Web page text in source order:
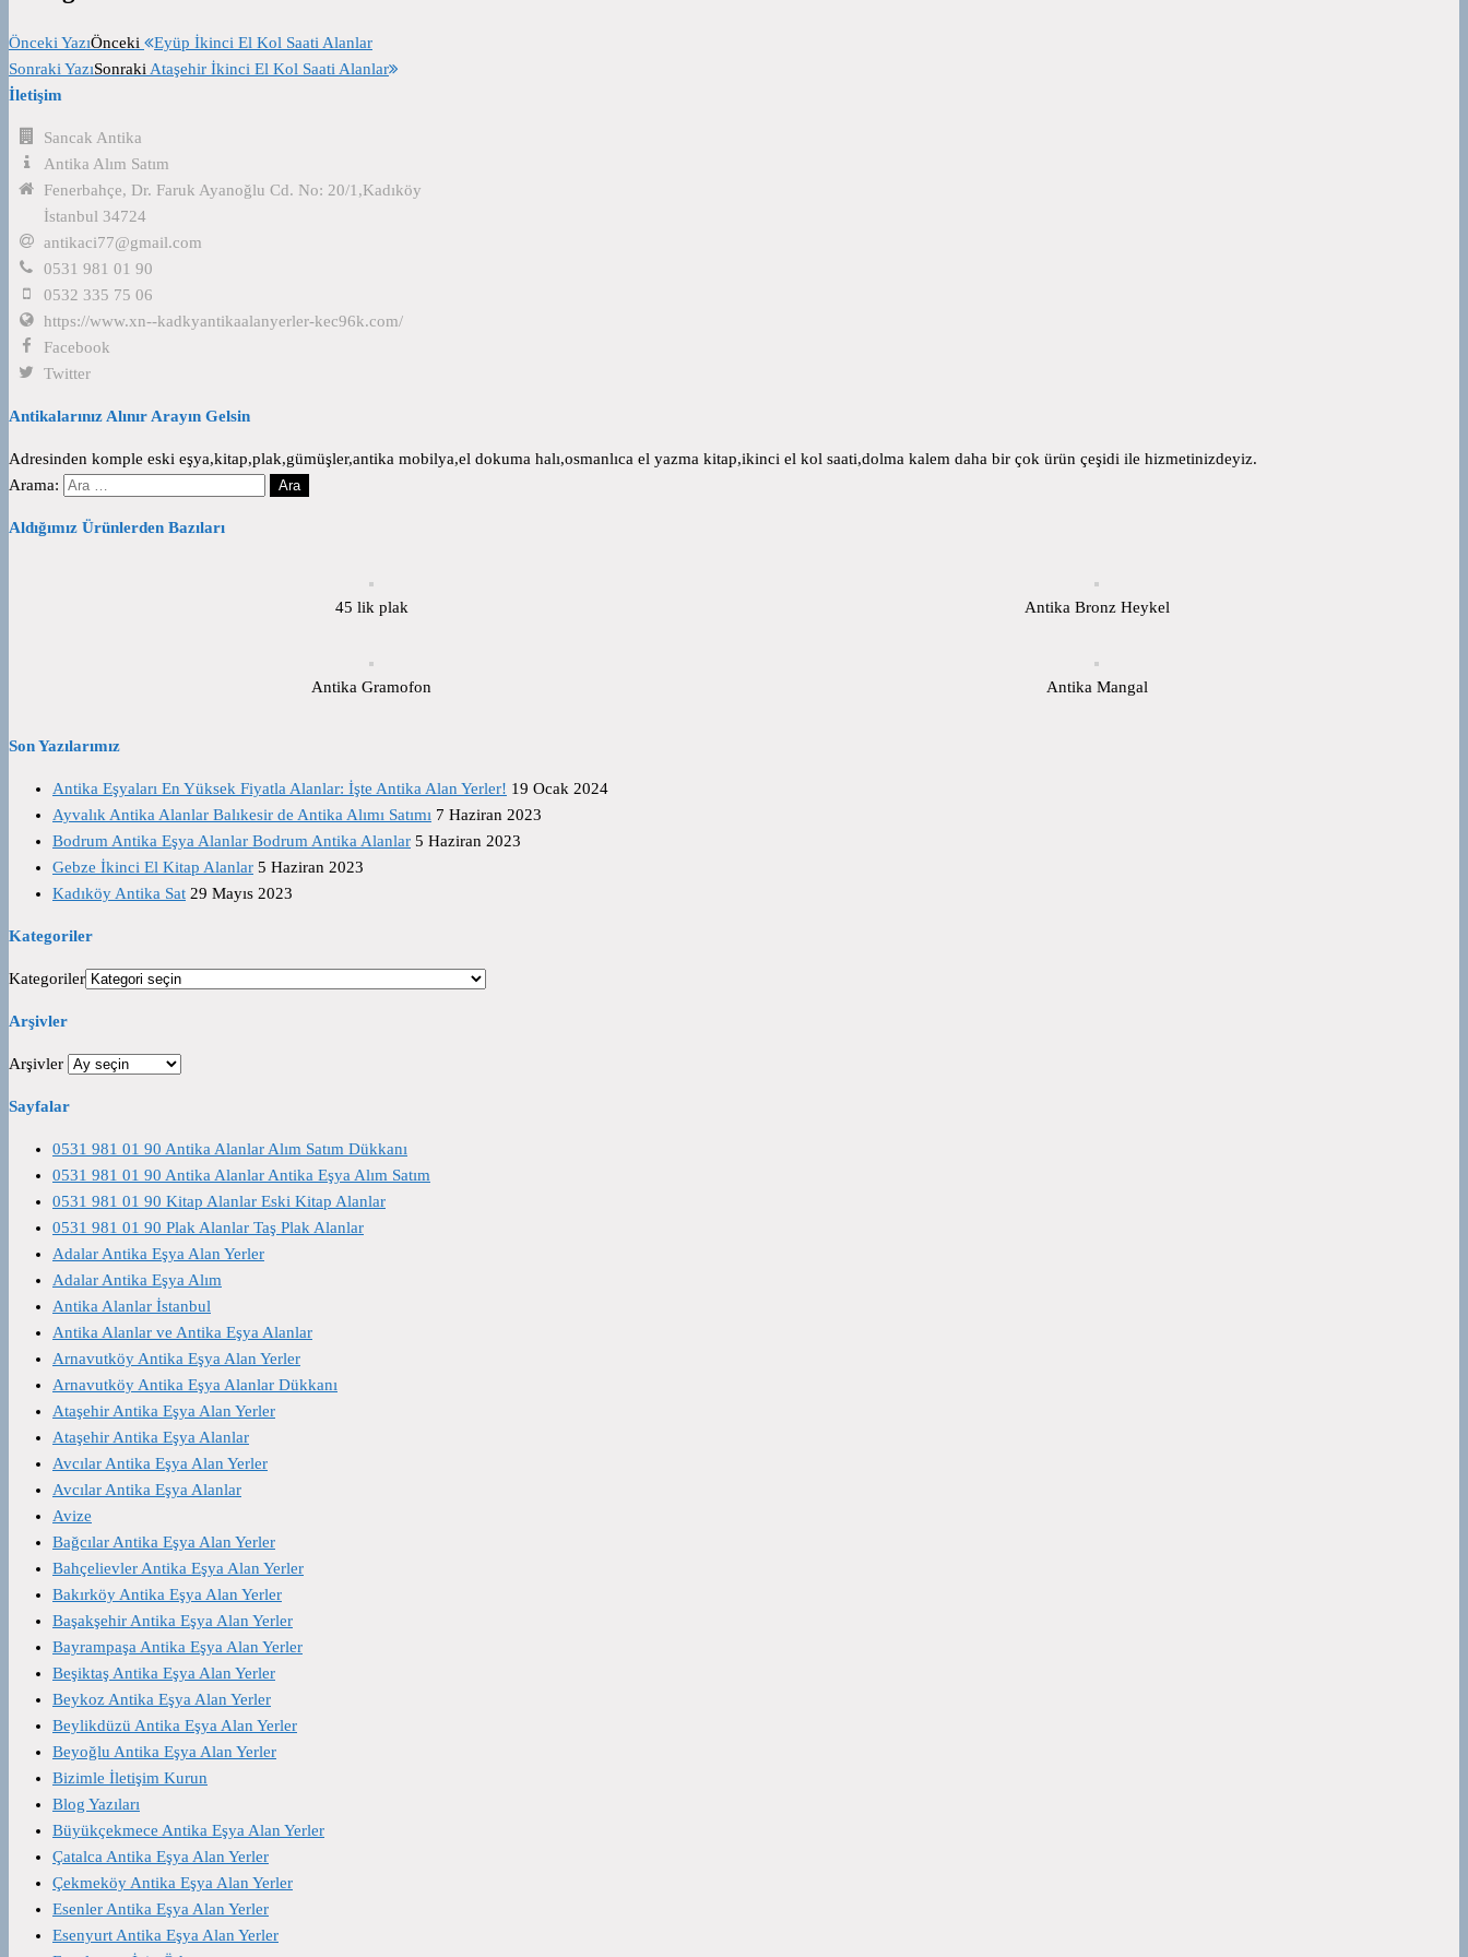
Önceki YazıÖnceki
Eyüp İkinci El Kol Saati Alanlar
Sonraki YazıSonrakiAtaşehir İkinci El Kol Saati Alanlar
İletişim
Sancak Antika
Antika Alım Satım
Fenerbahçe, Dr. Faruk Ayanoğlu Cd. No: 20/1,Kadıköy
İstanbul 34724
antikaci77@gmail.com
0531 981 01 90
0532 335 75 06
https://www.xn--kadkyantikaalanyerler-kec96k.com/
Facebook
Twitter
Antikalarınız Alınır Arayın Gelsin
Adresinden komple eski eşya,kitap,plak,gümüşler,antika mobilya,el dokuma halı,osmanlıca el yazma kitap,ikinci el kol saati,dolma kalem daha bir çok ürün çeşidi ile hizmetinizdeyiz.
Arama:
Aldığımız Ürünlerden Bazıları
45 lik plak Antika Bronz Heykel
Antika Gramofon Antika Mangal
Son Yazılarımız
Antika Eşyaları En Yüksek Fiyatla Alanlar: İşte Antika Alan Yerler! 19 Ocak 2024
Ayvalık Antika Alanlar Balıkesir de Antika Alımı Satımı 7 Haziran 2023
Bodrum Antika Eşya Alanlar Bodrum Antika Alanlar 5 Haziran 2023
Gebze İkinci El Kitap Alanlar 5 Haziran 2023
Kadıköy Antika Sat 29 Mayıs 2023
Kategoriler
Kategoriler
Arşivler
Arşivler
Sayfalar
0531 981 01 90 Antika Alanlar Alım Satım Dükkanı
0531 981 01 90 Antika Alanlar Antika Eşya Alım Satım
0531 981 01 90 Kitap Alanlar Eski Kitap Alanlar
0531 981 01 90 Plak Alanlar Taş Plak Alanlar
Adalar Antika Eşya Alan Yerler
Adalar Antika Eşya Alım
Antika Alanlar İstanbul
Antika Alanlar ve Antika Eşya Alanlar
Arnavutköy Antika Eşya Alan Yerler
Arnavutköy Antika Eşya Alanlar Dükkanı
Ataşehir Antika Eşya Alan Yerler
Ataşehir Antika Eşya Alanlar
Avcılar Antika Eşya Alan Yerler
Avcılar Antika Eşya Alanlar
Avize
Bağcılar Antika Eşya Alan Yerler
Bahçelievler Antika Eşya Alan Yerler
Bakırköy Antika Eşya Alan Yerler
Başakşehir Antika Eşya Alan Yerler
Bayrampaşa Antika Eşya Alan Yerler
Beşiktaş Antika Eşya Alan Yerler
Beykoz Antika Eşya Alan Yerler
Beylikdüzü Antika Eşya Alan Yerler
Beyoğlu Antika Eşya Alan Yerler
Bizimle İletişim Kurun
Blog Yazıları
Büyükçekmece Antika Eşya Alan Yerler
Çatalca Antika Eşya Alan Yerler
Çekmeköy Antika Eşya Alan Yerler
Esenler Antika Eşya Alan Yerler
Esenyurt Antika Eşya Alan Yerler